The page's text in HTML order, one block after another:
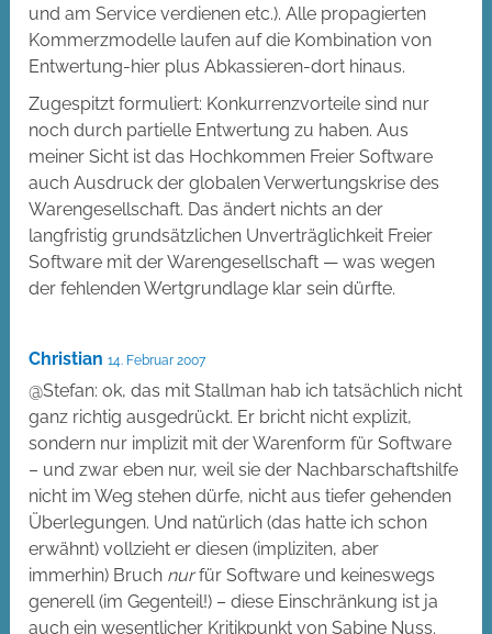
und am Service verdienen etc.). Alle propagierten
Kommerzmodelle laufen auf die Kombination von
Entwertung-hier plus Abkassieren-dort hinaus.
Zugespitzt formuliert: Konkurrenzvorteile sind nur
noch durch partielle Entwertung zu haben. Aus
meiner Sicht ist das Hochkommen Freier Software
auch Ausdruck der globalen Verwertungskrise des
Warengesellschaft. Das ändert nichts an der
langfristig grundsätzlichen Unverträglichkeit Freier
Software mit der Warengesellschaft — was wegen
der fehlenden Wertgrundlage klar sein dürfte.
Christian 14. Februar 2007
@Stefan: ok, das mit Stallman hab ich tatsächlich nicht
ganz richtig ausgedrückt. Er bricht nicht explizit,
sondern nur implizit mit der Warenform für Software
– und zwar eben nur, weil sie der Nachbarschaftshilfe
nicht im Weg stehen dürfe, nicht aus tiefer gehenden
Überlegungen. Und natürlich (das hatte ich schon
erwähnt) vollzieht er diesen (impliziten, aber
immerhin) Bruch nurfür Software und keineswegs
generell (im Gegenteil!) – diese Einschränkung ist ja
auch ein wesentlicher Kritikpunkt von Sabine Nuss.